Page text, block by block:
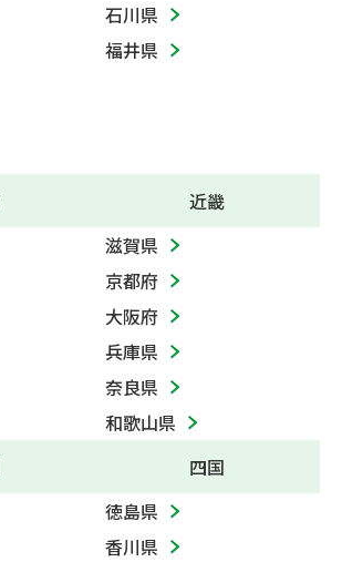
石川県
福井県
近畿
滋賀県
京都府
大阪府
兵庫県
奈良県
和歌山県
四国
徳島県
香川県